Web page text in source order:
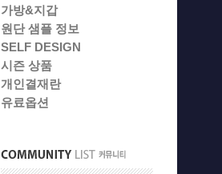
가방&지갑
원단 샘플 정보
SELF DESIGN
시즌 상품
개인결재란
유료옵션